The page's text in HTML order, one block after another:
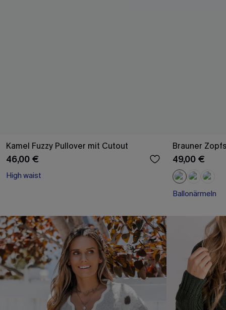
Kamel Fuzzy Pullover mit Cutout
46,00 €
High waist
Brauner
49,00 €
Ballonärmeln